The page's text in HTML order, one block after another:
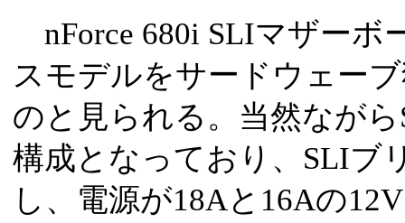
nForce 680i SLIマザーボ
スモデルをサードウェー
のと見られる。当然なが
構成となっており、SLIブ
し、電源が18Aと16Aの